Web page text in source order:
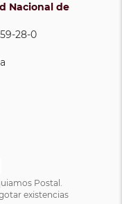
Nacional de
28-0
Postal.
existencias